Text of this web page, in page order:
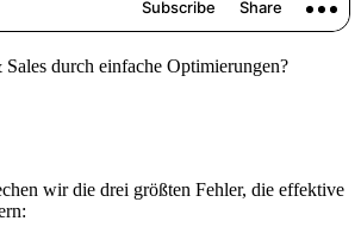
durch einfache Optimierungen?
wir die drei größten Fehler, die effektive